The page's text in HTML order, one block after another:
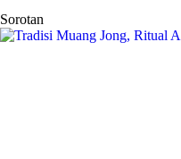
Sorotan